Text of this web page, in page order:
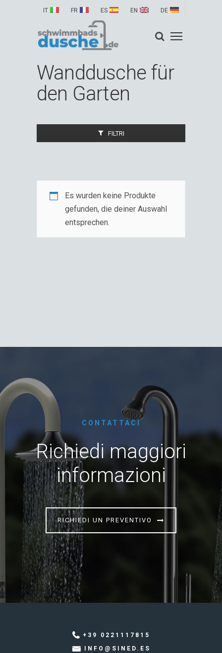
IT FR ES EN DE
Wanddusche für
den Garten
FILTRI
Es wurden keine Produkte
gefunden, die deiner Auswahl
entsprechen.
CONTATTACI
Richiedi maggiori
informazioni
RICHIEDI UN PREVENTIVO
+39 0221117815
INFO@SINED.ES